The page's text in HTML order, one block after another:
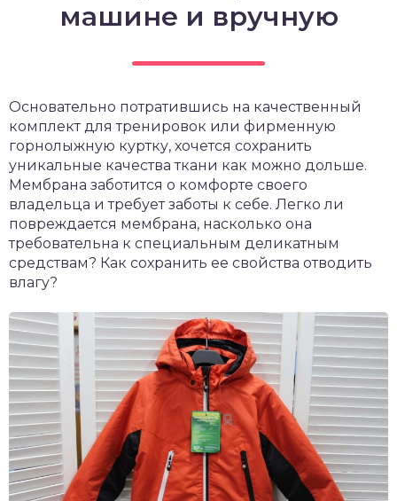
машине и вручную
Основательно потратившись на качественный
комплект для тренировок или фирменную
горнолыжную куртку, хочется сохранить
уникальные качества ткани как можно дольше.
Мембрана заботится о комфорте своего
владельца и требует заботы к себе. Легко ли
повреждается мембрана, насколько она
требовательна к специальным деликатным
средствам? Как сохранить ее свойства отводить
влагу?